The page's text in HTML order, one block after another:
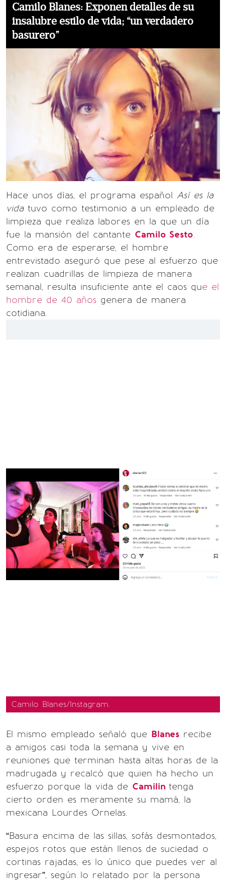
Camilo Blanes: Exponen detalles de su
insalubre estilo de vida; “un verdadero
basurero”
Hace unos días, el programa español Así es la
vidatuvo como testimonio a un empleado de
limpieza que realiza labores en la que un día
fue la mansión del cantante Camilo Sesto.
Como era de esperarse, el hombre
entrevistado aseguró que pese al esfuerzo que
realizan cuadrillas de limpieza de manera
semanal, resulta insuficiente ante el caos que el
hombre de 40 años genera de manera
cotidiana.
Camilo Blanes/Instagram.
El mismo empleado señaló que Blanes recibe
a amigos casi toda la semana y vive en
reuniones que terminan hasta altas horas de la
madrugada y recalcó que quien ha hecho un
esfuerzo porque la vida de Camilin tenga
cierto orden es meramente su mamá, la
mexicana Lourdes Ornelas.
“Basura encima de las sillas, sofás desmontados,
espejos rotos que están llenos de suciedad o
cortinas rajadas, es lo único que puedes ver al
ingresar”, según lo relatado por la persona